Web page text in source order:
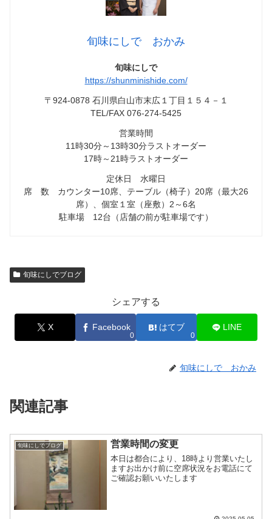
旬味にしで おかみ
旬味にしで
https://shunminishide.com/
〒924-0878 石川県白山市末広１丁目１５４－１
TEL/FAX 076-274-5425
営業時間
11時30分～13時30分ラストオーダー
17時～21時ラストオーダー
定休日 水曜日
席 数 カウンター10席、テーブル（椅子）20席（最大26
席）、個室１室（座敷）2～6名
駐車場 12台（店舗の前が駐車場です）
旬味にしでブログ
シェアする
X Facebook
0
はてブ
0
LINE
旬味にしで おかみ
関連記事
旬味にしでブログ 営業時間の変更
本日は都合により、18時より営業いたし
ますお出かけ前に空席状況をお電話にて
ご確認お願いいたします